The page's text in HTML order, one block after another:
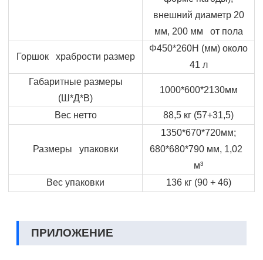
внешний диаметр 20
мм, 200 мм от пола
Горшок храбрости размер
Φ450*260H (мм) около
41 л
Габаритные размеры
(Ш*Д*В)
1000*600*2130мм
Вес нетто 88,5 кг (57+31,5)
Размеры упаковки
1350*670*720мм;
680*680*790 мм, 1,02
м³
Вес упаковки
136 кг (90 + 46)
ПРИЛОЖЕНИЕ